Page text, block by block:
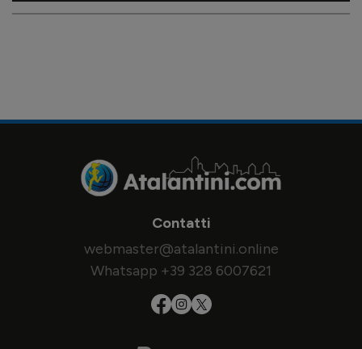
Contatti
webmaster@atalantini.online
Whatsapp +39 328 6007621